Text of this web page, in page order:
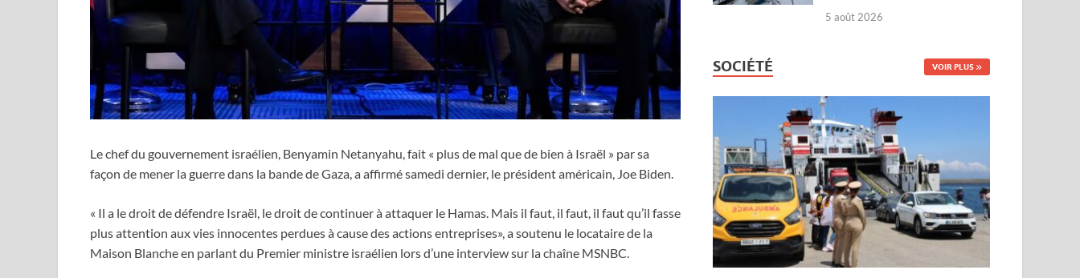
Le chef du gouvernement israélien, Benyamin Netanyahu, fait « plus de mal que de bien à Israël » par sa
façon de mener la guerre dans la bande de Gaza, a affirmé samedi dernier, le président américain, Joe Biden.
« Il a le droit de défendre Israël, le droit de continuer à attaquer le Hamas. Mais il faut, il faut, il faut qu’il fasse
plus attention aux vies innocentes perdues à cause des actions entreprises», a soutenu le locataire de la
Maison Blanche en parlant du Premier ministre israélien lors d’une interview sur la chaîne MSNBC.
5 août 2026
SOCIÉTÉ VOIR PLUS